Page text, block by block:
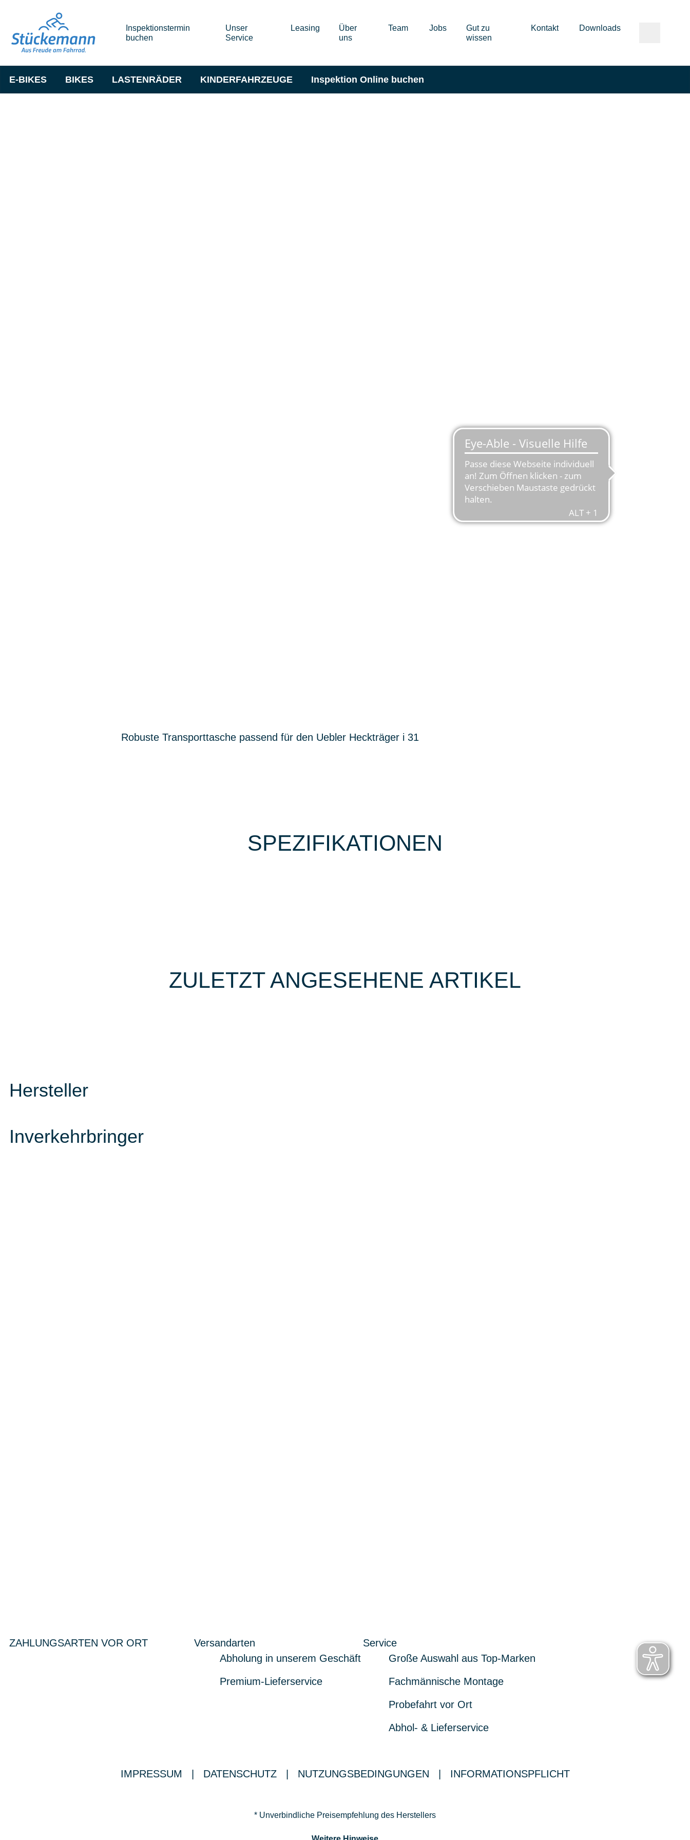
Inspektionstermin
buchen
Unser
Service
Leasing
Über
uns
Team Jobs
Gut zu
wissen
Kontakt Downloads
E-BIKES BIKES LASTENRÄDER KINDERFAHRZEUGE Inspektion Online buchen
Robuste Transporttasche passend für den Uebler Heckträger i 31
SPEZIFIKATIONEN
ZULETZT ANGESEHENE ARTIKEL
Hersteller
Inverkehrbringer
ZAHLUNGSARTEN VOR ORT
Versandarten
Abholung in unserem Geschäft
Premium-Lieferservice
Service
Große Auswahl aus Top-Marken
Fachmännische Montage
Probefahrt vor Ort
Abhol- & Lieferservice
IMPRESSUM DATENSCHUTZ NUTZUNGSBEDINGUNGEN INFORMATIONSPFLICHT
* Unverbindliche Preisempfehlung des Herstellers